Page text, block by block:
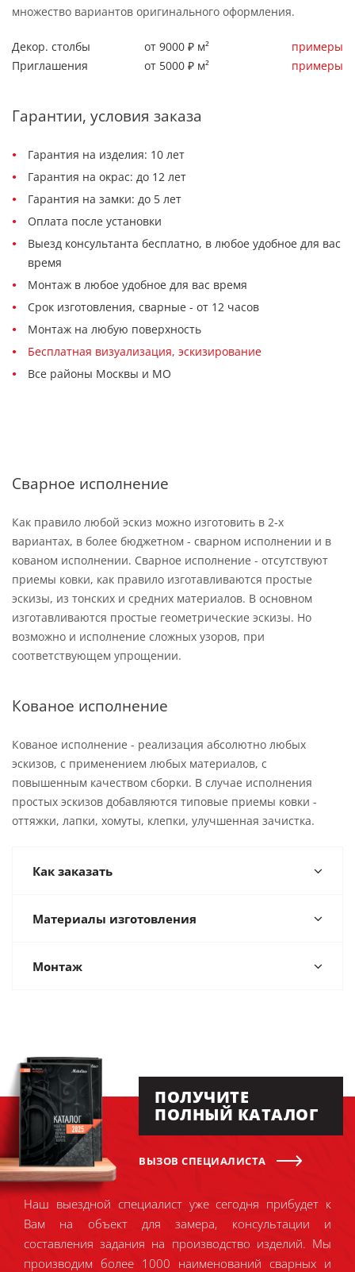
множество вариантов оригинального оформления.
Декор. столбы от 9000 ₽ м²
примеры
Приглашения
от 5000 ₽ м² примеры
Гарантии, условия заказа
Гарантия на изделия: 10 лет
Гарантия на окрас: до 12 лет
Гарантия на замки: до 5 лет
Оплата после установки
Выезд консультанта бесплатно, в любое удобное для вас
время
Монтаж в любое удобное для вас время
Срок изготовления, сварные - от 12 часов
Монтаж на любую поверхность
Бесплатная визуализация, эскизирование
Все районы Москвы и МО
Сварное исполнение
Как правило любой эскиз можно изготовить в 2-х
вариантах, в более бюджетном - сварном исполнении и в
кованом исполнении. Сварное исполнение - отсутствуют
приемы ковки, как правило изготавливаются простые
эскизы, из тонских и средних материалов. В основном
изготавливаются простые геометрические эскизы. Но
возможно и исполнение сложных узоров, при
соответствующем упрощении.
Кованое исполнение
Кованое исполнение - реализация абсолютно любых
эскизов, с применением любых материалов, с
повышенным качеством сборки. В случае исполнения
простых эскизов добавляются типовые приемы ковки -
оттяжки, лапки, хомуты, клепки, улучшенная зачистка.
Как заказать
Материалы изготовления
Монтаж
ПОЛУЧИТЕ
ПОЛНЫЙ КАТАЛОГ
ВЫЗОВ СПЕЦИАЛИСТА
Наш выездной специалист уже сегодня прибудет к
Вам на объект для замера, консультации и
составления задания на производство изделий. Мы
производим более 1000 наименований сварных и